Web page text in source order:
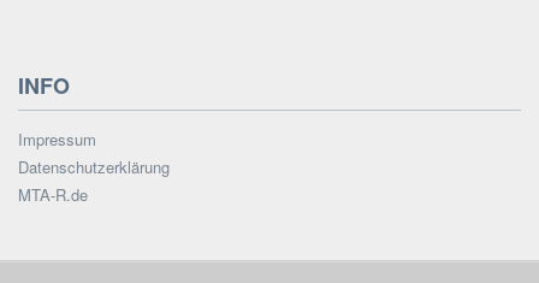
INFO
Impressum
Datenschutzerklärung
MTA-R.de